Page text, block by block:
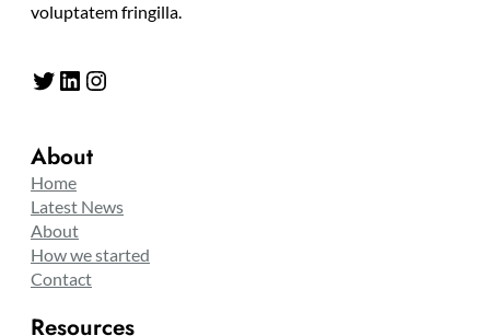
voluptatem fringilla.
Twitter LinkedIn Instagram
About
Home
Latest News
About
How we started
Contact
Resources